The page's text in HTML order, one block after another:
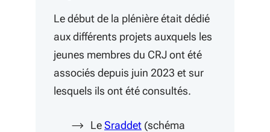
Le début de la plénière était dédié
aux différents projets auxquels les
jeunes membres du CRJ ont été
associés depuis juin 2023 et sur
lesquels ils ont été consultés.
LeSraddet(S'ouvre dans une nouvelle
(schéma